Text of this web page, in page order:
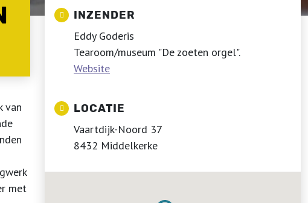
van
met
INZENDER
Eddy Goderis
Tearoom/museum "De zoeten orgel".
Website
LOCATIE
Vaartdijk-Noord 37
8432 Middelkerke